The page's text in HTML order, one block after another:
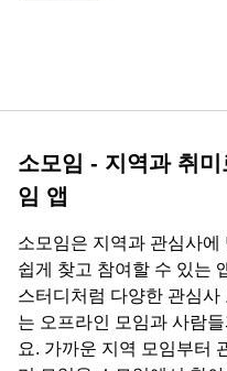
소모임 - 지역과 취
임 앱
소모임은 지역과 관심사
쉽게 찾고 참여할 수 있는
스터디처럼 다양한 관심사
는 오프라인 모임과 사람
요. 가까운 지역 모임부터